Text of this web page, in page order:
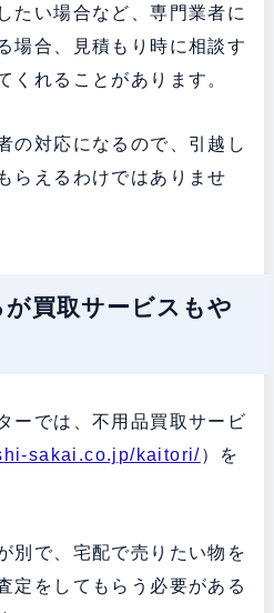
たい場合など、専門業者に
場合、見積もり時に相談す
くれることがあります。
の対応になるので、引越し
らえるわけではありませ
買取サービスもや
ーでは、不用品買取サービ
sakai.co.jp/kaitori/）を
別で、宅配で売りたい物を
定をしてもらう必要がある